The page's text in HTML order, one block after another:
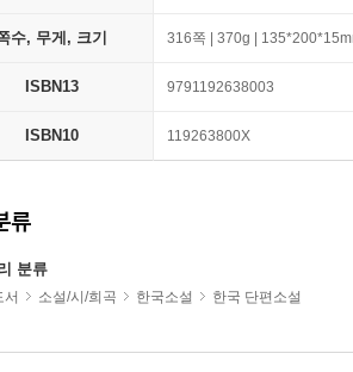
수, 무게, 크기 316쪽 | 370g |
ISBN13 9791192638003
ISBN10 119263800X
류
분류
서 소설/시/희곡 한국소설 한국 단편소설